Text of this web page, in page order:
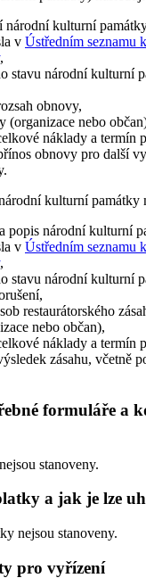
národní kulturní
v Ústředním seznamu
,
stavu národní kulturní
obnovy,
(organizace nebo
náklady a termín
obnovy pro další
kulturní památky
popis národní kulturní
v Ústředním seznamu
,
stavu národní kulturní
restaurátorského
nebo občan),
náklady a termín
zásahu, včetně
formuláře a
stanoveny.
a jak je lze
nejsou stanoveny.
pro vyřízení